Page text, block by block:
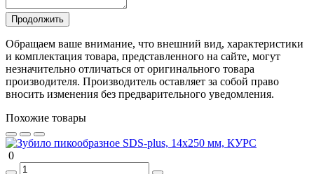
Продолжить
Обращаем ваше внимание, что внешний вид, характеристики
и комплектация товара, представленного на сайте, могут
незначительно отличаться от оригинального товара
производителя. Производитель оставляет за собой право
вносить изменения без предварительного уведомления.
Похожие товары
0